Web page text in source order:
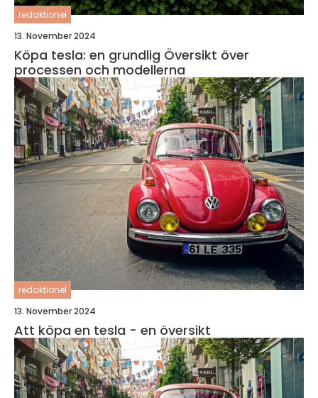
redaktionel
13. November 2024
Köpa tesla: en grundlig Översikt över
processen och modellerna
redaktionel
13. November 2024
Att köpa en tesla - en översikt